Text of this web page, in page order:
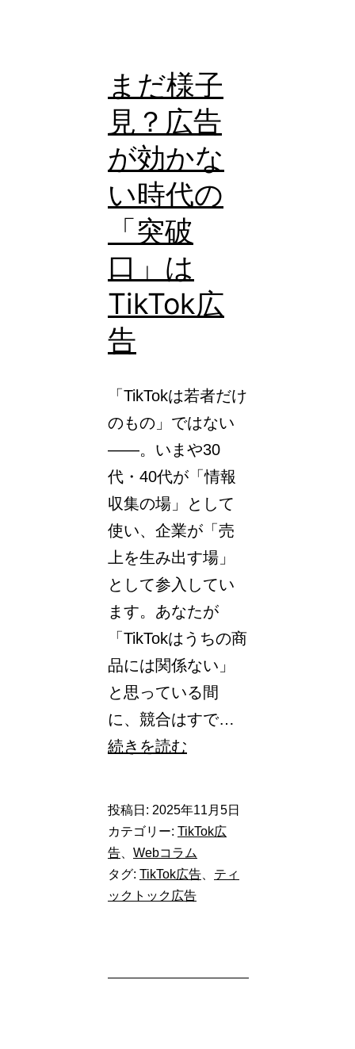
まだ様子
見？広告
が効かな
い時代の
「突破
口」は
TikTok広
告
「TikTokは若者だけ
のもの」ではない
——。いまや30
代・40代が「情報
収集の場」として
使い、企業が「売
上を生み出す場」
として参入してい
ます。あなたが
「TikTokはうちの商
品には関係ない」
と思っている間
に、競合はすで…
続きを読む
子
見？
広
告
投稿日: 2025年11月5日
カテゴリー: TikTok広
告
Webコラム
タグ: TikTok広告
ティ
ックトック広告